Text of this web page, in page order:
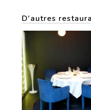
D'autres